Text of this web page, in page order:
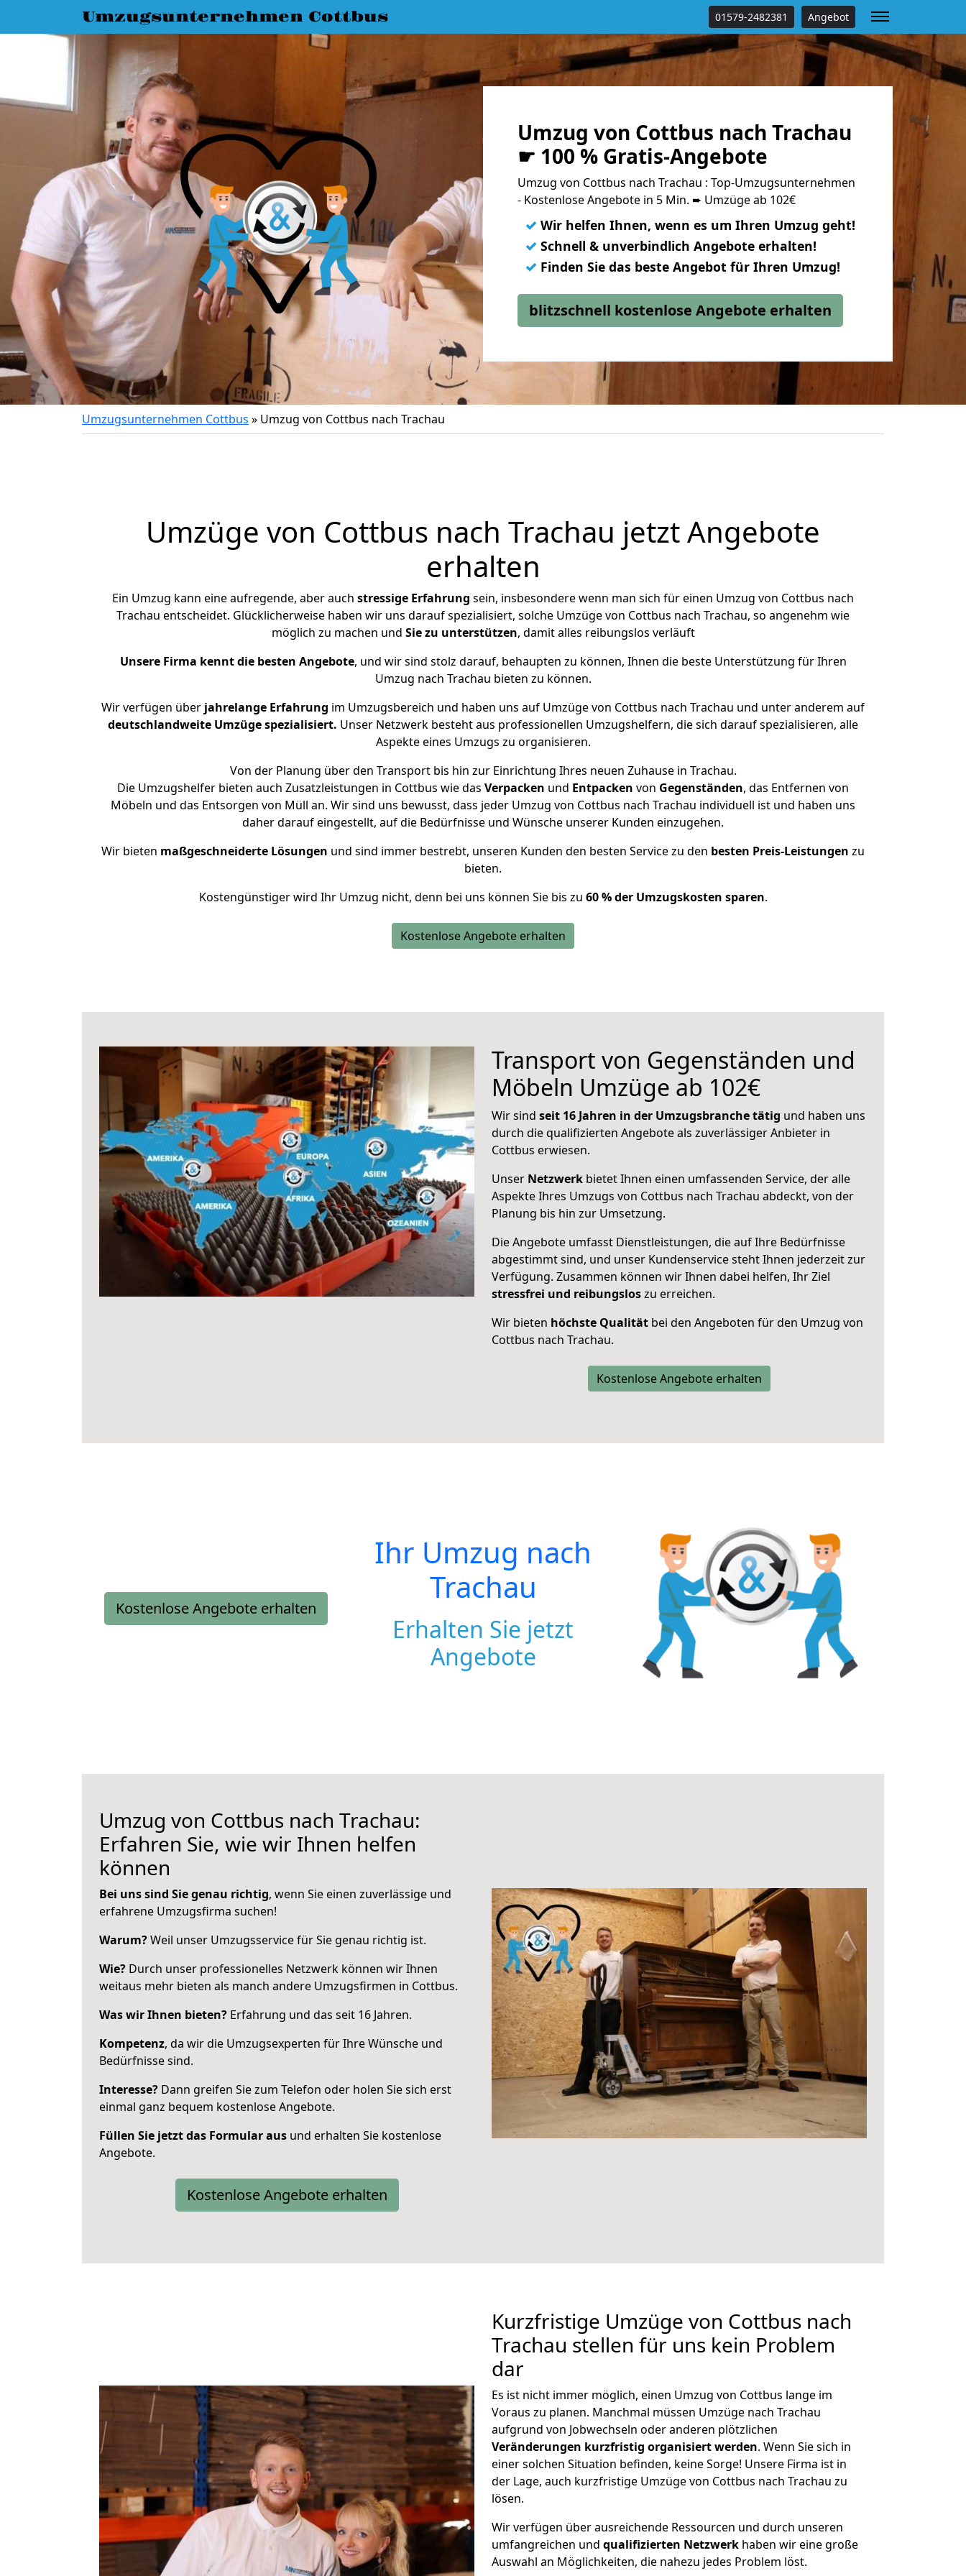
Umzugsunternehmen Cottbus 01579-2482381 Angebot
Umzug von Cottbus nach Trachau
☛ 100 % Gratis-Angebote
Umzug von Cottbus nach Trachau : Top-Umzugsunternehmen
- Kostenlose Angebote in 5 Min. ➨ Umzüge ab 102€
✓ Wir helfen Ihnen, wenn es um Ihren Umzug geht!
✓ Schnell & unverbindlich Angebote erhalten!
✓ Finden Sie das beste Angebot für Ihren Umzug!
blitzschnell kostenlose Angebote erhalten
Umzugsunternehmen Cottbus » Umzug von Cottbus nach Trachau
Umzüge von Cottbus nach Trachau jetzt Angebote
erhalten
Ein Umzug kann eine aufregende, aber auch stressige Erfahrung sein, insbesondere wenn man sich für einen Umzug von Cottbus nach
Trachau entscheidet. Glücklicherweise haben wir uns darauf spezialisiert, solche Umzüge von Cottbus nach Trachau, so angenehm wie
möglich zu machen und Sie zu unterstützen, damit alles reibungslos verläuft
Unsere Firma kennt die besten Angebote, und wir sind stolz darauf, behaupten zu können, Ihnen die beste Unterstützung für Ihren
Umzug nach Trachau bieten zu können.
Wir verfügen über jahrelange Erfahrung im Umzugsbereich und haben uns auf Umzüge von Cottbus nach Trachau und unter anderem auf
deutschlandweite Umzüge spezialisiert. Unser Netzwerk besteht aus professionellen Umzugshelfern, die sich darauf spezialisieren, alle
Aspekte eines Umzugs zu organisieren.
Von der Planung über den Transport bis hin zur Einrichtung Ihres neuen Zuhause in Trachau.
Die Umzugshelfer bieten auch Zusatzleistungen in Cottbus wie das Verpacken und Entpacken von Gegenständen, das Entfernen von
Möbeln und das Entsorgen von Müll an. Wir sind uns bewusst, dass jeder Umzug von Cottbus nach Trachau individuell ist und haben uns
daher darauf eingestellt, auf die Bedürfnisse und Wünsche unserer Kunden einzugehen.
Wir bieten maßgeschneiderte Lösungen und sind immer bestrebt, unseren Kunden den besten Service zu den besten Preis-Leistungen zu
bieten.
Kostengünstiger wird Ihr Umzug nicht, denn bei uns können Sie bis zu 60 % der Umzugskosten sparen.
Kostenlose Angebote erhalten
Transport von Gegenständen und
Möbeln Umzüge ab 102€
Wir sind seit 16 Jahren in der Umzugsbranche tätig und haben uns
durch die qualifizierten Angebote als zuverlässiger Anbieter in
Cottbus erwiesen.
Unser Netzwerk bietet Ihnen einen umfassenden Service, der alle
Aspekte Ihres Umzugs von Cottbus nach Trachau abdeckt, von der
Planung bis hin zur Umsetzung.
Die Angebote umfasst Dienstleistungen, die auf Ihre Bedürfnisse
abgestimmt sind, und unser Kundenservice steht Ihnen jederzeit zur
Verfügung. Zusammen können wir Ihnen dabei helfen, Ihr Ziel
stressfrei und reibungsloszu erreichen.
Wir bieten höchste Qualität bei den Angeboten für den Umzug von
Cottbus nach Trachau.
Kostenlose Angebote erhalten
Kostenlose Angebote erhalten
Ihr Umzug nach
Trachau
Erhalten Sie jetzt
Angebote
Umzug von Cottbus nach Trachau:
Erfahren Sie, wie wir Ihnen helfen
können
Bei uns sind Sie genau richtig, wenn Sie einen zuverlässige und
erfahrene Umzugsfirma suchen!
Warum?Weil unser Umzugsservice für Sie genau richtig ist.
Wie? Durch unser professionelles Netzwerk können wir Ihnen
weitaus mehr bieten als manch andere Umzugsfirmen in Cottbus.
Was wir Ihnen bieten? Erfahrung und das seit 16 Jahren.
Kompetenz, da wir die Umzugsexperten für Ihre Wünsche und
Bedürfnisse sind.
Interesse? Dann greifen Sie zum Telefon oder holen Sie sich erst
einmal ganz bequem kostenlose Angebote.
Füllen Sie jetzt das Formular aus und erhalten Sie kostenlose
Angebote.
Kostenlose Angebote erhalten
Kurzfristige Umzüge von Cottbus nach
Trachau stellen für uns kein Problem
dar
Es ist nicht immer möglich, einen Umzug von Cottbus lange im
Voraus zu planen. Manchmal müssen Umzüge nach Trachau
aufgrund von Jobwechseln oder anderen plötzlichen
Veränderungen kurzfristig organisiert werden. Wenn Sie sich in
einer solchen Situation befinden, keine Sorge! Unsere Firma ist in
der Lage, auch kurzfristige Umzüge von Cottbus nach Trachau zu
lösen.
Wir verfügen über ausreichende Ressourcen und durch unseren
umfangreichen und qualifizierten Netzwerk haben wir eine große
Auswahl an Möglichkeiten, die nahezu jedes Problem löst.